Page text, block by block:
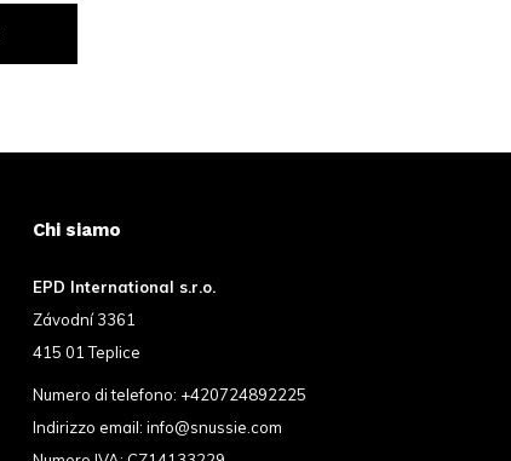
Chi siamo
EPD International s.r.o.
Závodní 3361
415 01 Teplice
Numero di telefono: +420724892225
Indirizzo email: info@snussie.com